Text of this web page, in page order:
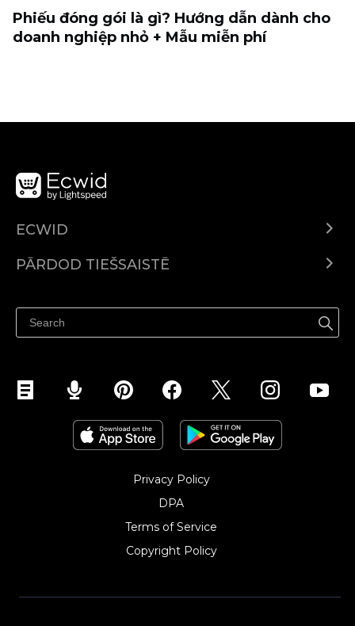
Phiếu đóng gói là gì? Hướng dẫn dành cho
doanh nghiệp nhỏ + Mẫu miễn phí
ECWID
Izcenojumi
PĀRDOD TIEŠSAISTĒ
Pārdod Facebook
Privacy Policy
DPA
Terms of Service
Copyright Policy‎